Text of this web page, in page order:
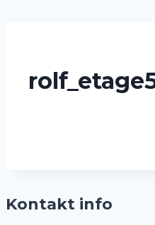
content
Kontakt info